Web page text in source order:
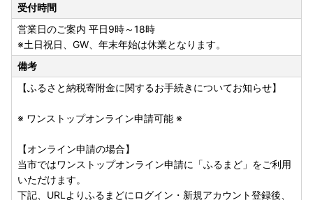
当市ではワンストップオンライン申請に「ふるまど」をご利
用いただけます。
下記、URLよりふるまどにログイン・新規アカウント登録
後、お手続きをお願いします。
なお、ふるまどは1月10日23時59分以降、お手続きできませ
ん。
［ふるまど］https://furumado.jp/
ふるまどでの寄附番号について、①②のどちらかをご選択
いただき受付番号をご入力ください。
①寄附整理番号：自治体発行整理番号（本メールに記載し
ております33211から始まる番号）
受付時間
営業日のご案内 平日9時～18時
※土日祝日、GW、年末年始は休業となります。
備考
【ふるさと納税寄附金に関するお手続きについてお知らせ】
※ ワンストップオンライン申請可能 ※
【オンライン申請の場合】
当市ではワンストップオンライン申請に「ふるまど」をご利用
いただけます。
下記、URLよりふるまどにログイン・新規アカウント登録後、